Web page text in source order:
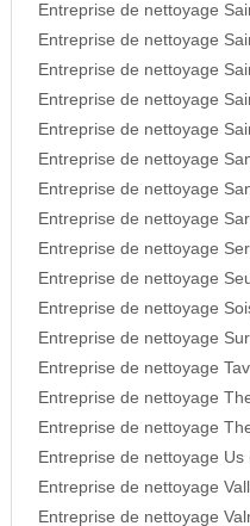
Entreprise de nettoyage
Entreprise de nettoyage
Entreprise de nettoyage
Entreprise de nettoyage
Entreprise de nettoyage
Entreprise de nettoyage
Entreprise de nettoyage
Entreprise de nettoyage
Entreprise de nettoyage
Entreprise de nettoyage
Entreprise de nettoyage
Entreprise de nettoyage
Entreprise de nettoyage
Entreprise de nettoyage
Entreprise de nettoyage
Entreprise de nettoyage Us
Entreprise de nettoyage
Entreprise de nettoyage